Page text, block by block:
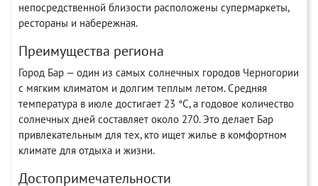
непосредственной близости расположены супермаркеты,
рестораны и набережная.
Преимущества региона
Город Бар — один из самых солнечных городов Черногории
с мягким климатом и долгим теплым летом. Средняя
температура в июле достигает 23 °C, а годовое количество
солнечных дней составляет около 270. Это делает Бар
привлекательным для тех, кто ищет жилье в комфортном
климате для отдыха и жизни.
Достопримечательности